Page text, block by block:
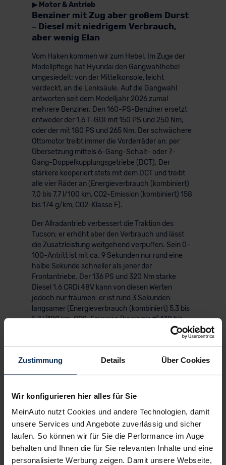
Zustimmung Details Über Cookies
Wir konfigurieren hier alles für Sie
MeinAuto nutzt Cookies und andere Technologien, damit
unsere Services und Angebote zuverlässig und sicher
laufen. So können wir für Sie die Performance im Auge
behalten und Ihnen die für Sie relevanten Inhalte und eine
personalisierte Werbung zeigen. Damit unsere Webseite,
▶ Motor & Antrieb
Benziner mit Zug aber großem Durst
– Diesel mit niedrigem Verbrauch,
aber wenig Elan
Vom Haken kommen wir zum Hebel. Im Zuge der
Modellpflege hat Hyundai den Gangwahlhebel
umgesiedelt: von der Mittelkonsole, leicht
verdeckt, an die Lenksäule. Auf die Gangwahl
antworten seit dem Modelljahr 2026 zumal
mehrere Benziner. Den 160-PS-Benziner ersetzt
entweder der 1.6 T-GDI mit 150 PS und 250 Nm;
oder der mit 180 PS und 265 Nm. Der schwächere
Ottomotor treibt immer die Vorderräder an: per
Übersetzung mittels 6-Gang-Schalt- oder 7-
Gang-Doppelkupplungsgetriebe (DCT). Der
stärkere kooperiert stets mit dem DCT und treibt
alle vier Räder an (Energieverbrauch (kombiniert)
7,0 bis 7,7 l/100 km, CO2-Emission (kombiniert) 158
bis 174 g/km, CO2-Klasse F).
Der Allradantrieb verbessert die Traktion des
Tucson; er erhöht aber den Verbrauch und lässt
die Zusatzleistung weitgehend verpuffen. Sein 0-
100-Antritt ist mit ca. 9 Sekunden nur rund eine
halbe Sekunde schneller als jener der
Frontantriebe. Der 136 PS und 320 Nm starke
Diesel 1.6 CRDi 48V kann von diesen Werten
jedoch nur träumen: er ist rund 3 Sekunden
langsamer (Energieverbrauch (kombiniert) 5,3 bis
5,7 l/100 km, CO2-Emission (kombiniert) 138 bis
© Hyundai